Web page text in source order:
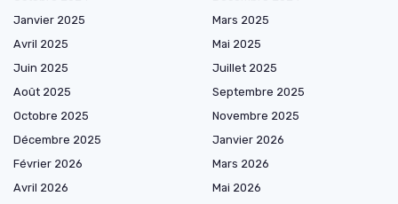
Janvier 2025
Mars 2025
Avril 2025
Mai 2025
Juin 2025
Juillet 2025
Août 2025
Septembre 2025
Octobre 2025
Novembre 2025
Décembre 2025
Janvier 2026
Février 2026
Mars 2026
Avril 2026
Mai 2026